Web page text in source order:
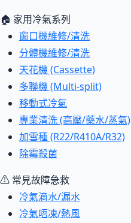
🏠 家用冷氣系列
窗口機維修/清洗
分體機維修/清洗
天花機 (Cassette)
多聯機 (Multi-split)
移動式冷氣
專業清洗 (高壓/藥水/蒸氣)
加雪種 (R22/R410A/R32)
除霉殺菌
⚠ 常見故障急救
冷氣滴水/漏水
冷氣唔凍/熱風